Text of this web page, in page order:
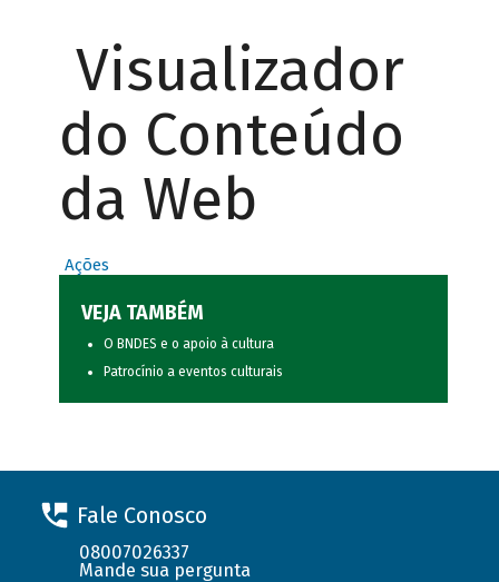
Visualizador
do Conteúdo
da Web
Ações
VEJA TAMBÉM
O BNDES e o apoio à cultura
Patrocínio a eventos culturais
Fale Conosco
08007026337
Mande sua pergunta